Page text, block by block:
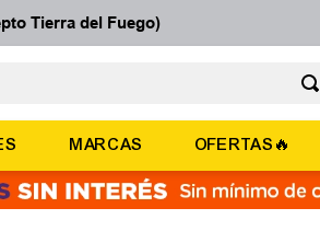
Tierra del Fuego)
MARCAS OFERTAS🔥